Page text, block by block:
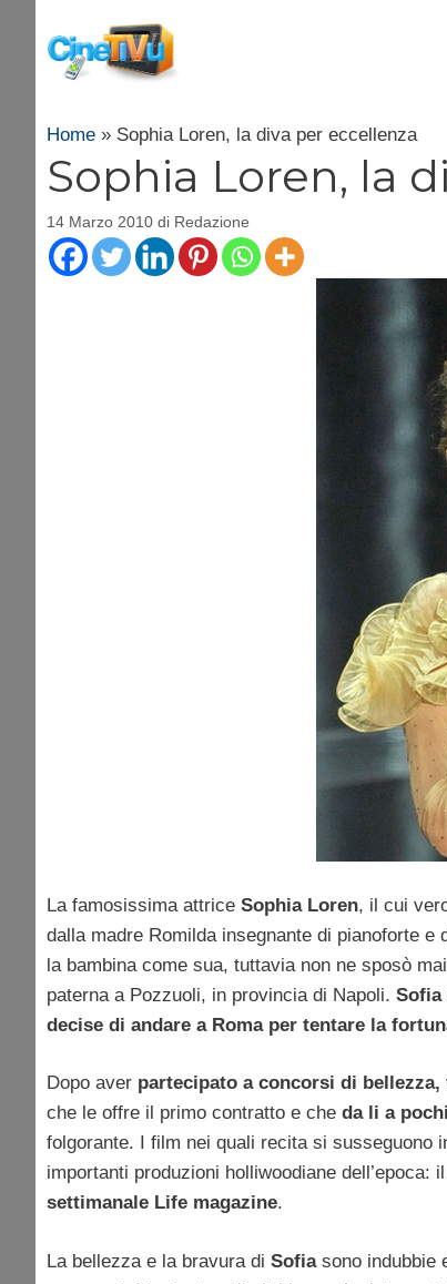
contenuto
Home » Sophia Loren, la diva per eccellenza
Sophia Loren, la
14 Marzo 2010 di Redazione
La famosissima attrice Sophia Loren, il cui
dalla madre Romilda insegnante di pianoforte
la bambina come sua, tuttavia non ne sposò
paterna a Pozzuoli, in provincia di Napoli. Sofia
decise di andare a Roma per tentare la
Dopo aver partecipato a concorsi di
che le offre il primo contratto e che da li a
folgorante. I film nei quali recita si susseguono
importanti produzioni holliwoodiane
settimanale Life magazine.
La bellezza e la bravura di Sofiasono indubbie